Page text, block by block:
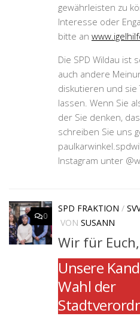
gewährleisten zu
Interesse oder
bitte an
Die SPD Wildau ist
auch andere
diskutieren und sie
lassen. Wenn Sie
der Sie denken,
schreiben Sie uns
Instagram unter
0
SPD FRAKTION /
VON SUSANN
Wir für
Unsere
Wahl der